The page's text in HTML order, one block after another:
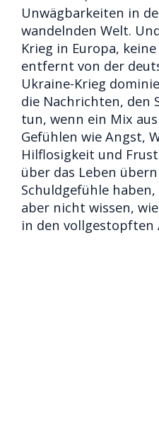
Unwägbarkeiten in
wandelnden Welt.
Krieg in Europa,
entfernt von der
Ukraine-Krieg
die Nachrichten, den
tun, wenn ein Mix
Gefühlen wie Angst,
Hilflosigkeit und
über das Leben
Schuldgefühle
aber nicht wissen,
in den vollgestopften